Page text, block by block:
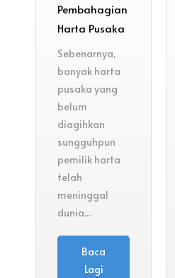
Pembahagian
Harta Pusaka
Sebenarnya,
banyak harta
pusaka yang
belum
diagihkan
sungguhpun
pemilik harta
telah
meninggal
dunia...
Baca
Lagi